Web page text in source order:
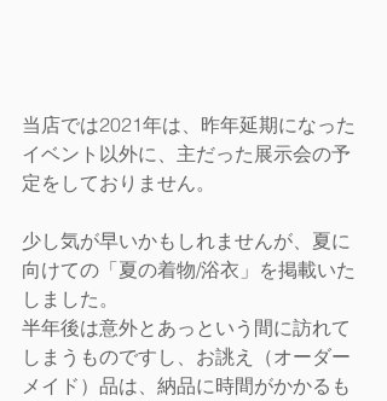
当店では2021年は、昨年延期になった
イベント以外に、主だった展示会の予
定をしておりません。
少し気が早いかもしれませんが、夏に
向けての「夏の着物/浴衣」を掲載いた
しました。
半年後は意外とあっという間に訪れて
しまうものですし、お誂え（オーダー
メイド）品は、納品に時間がかかるも